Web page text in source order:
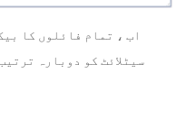
اب ، تمام فائلوں کا
سیٹلائٹ کو دوبارہ